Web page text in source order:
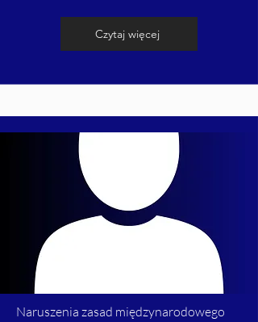
Czytaj więcej
Naruszenia zasad międzynarodowego